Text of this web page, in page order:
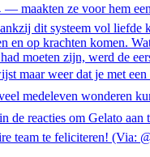
maakten ze voor hem
dit systeem vol liefde
en op krachten komen.
moeten zijn, werd de
maar weer dat je met een
medeleven wonderen
de reacties om Gelato aan
team te feliciteren! (Via: